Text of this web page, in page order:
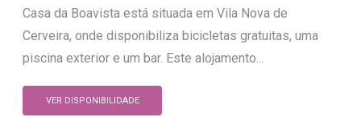
Casa da Boavista está situada em Vila Nova de
Cerveira, onde disponibiliza bicicletas gratuitas, uma
piscina exterior e um bar. Este alojamento...
VER DISPONIBILIDADE